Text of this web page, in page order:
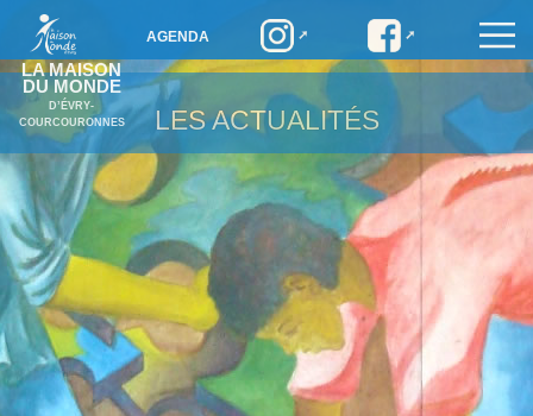
LA MAISON
DU MONDE
D’ÉVRY-
COURCOURONNES
AGENDA
LES ACTUALITÉS